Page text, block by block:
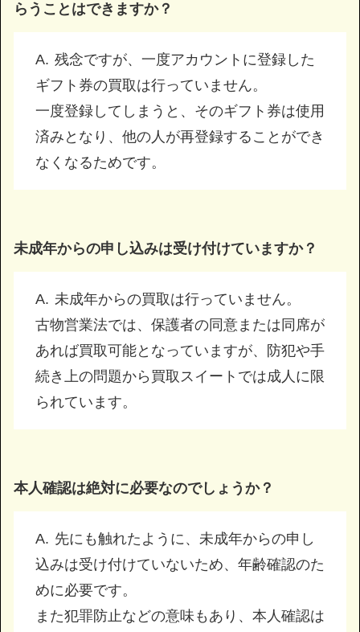
らうことはできますか？
残念ですが、一度アカウントに登録した
ギフト券の買取は行っていません。
一度登録してしまうと、そのギフト券は使用
済みとなり、他の人が再登録することができ
なくなるためです。
未成年からの申し込みは受け付けていますか？
未成年からの買取は行っていません。
古物営業法では、保護者の同意または同席が
あれば買取可能となっていますが、防犯や手
続き上の問題から買取スイートでは成人に限
られています。
本人確認は絶対に必要なのでしょうか？
先にも触れたように、未成年からの申し
込みは受け付けていないため、年齢確認のた
めに必要です。
また犯罪防止などの意味もあり、本人確認は